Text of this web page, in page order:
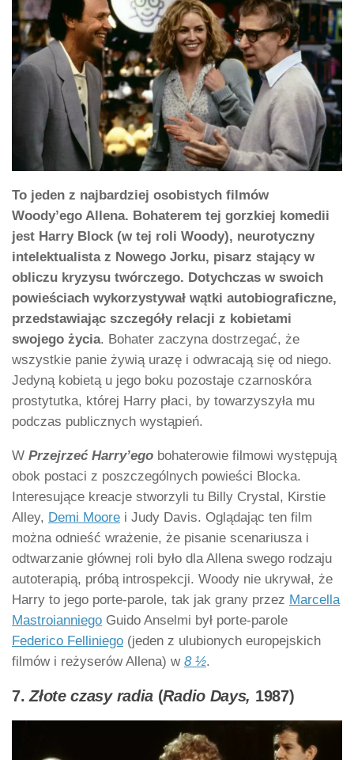
To jeden z najbardziej osobistych filmów
Woody’ego Allena. Bohaterem tej gorzkiej komedii
jest Harry Block (w tej roli Woody), neurotyczny
intelektualista z Nowego Jorku, pisarz stający w
obliczu kryzysu twórczego. Dotychczas w swoich
powieściach wykorzystywał wątki autobiograficzne,
przedstawiając szczegóły relacji z kobietami
swojego życia. Bohater zaczyna dostrzegać, że
wszystkie panie żywią urazę i odwracają się od niego.
Jedyną kobietą u jego boku pozostaje czarnoskóra
prostytutka, której Harry płaci, by towarzyszyła mu
podczas publicznych wystąpień.
W Przejrzeć Harry’ego bohaterowie filmowi występują
obok postaci z poszczególnych powieści Blocka.
Interesujące kreacje stworzyli tu Billy Crystal, Kirstie
Alley, Demi Moore i Judy Davis. Oglądając ten film
można odnieść wrażenie, że pisanie scenariusza i
odtwarzanie głównej roli było dla Allena swego rodzaju
autoterapią, próbą introspekcji. Woody nie ukrywał, że
Harry to jego porte-parole, tak jak grany przez Marcella
Mastroianniego Guido Anselmi był porte-parole
Federico Felliniego (jeden z ulubionych europejskich
filmów i reżyserów Allena) w 8 ½.
7.Złote czasy radia (Radio Days, 1987)